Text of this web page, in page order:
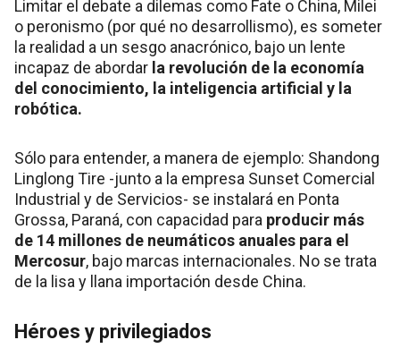
Limitar el debate a dilemas como Fate o China, Milei
o peronismo (por qué no desarrollismo), es someter
la realidad a un sesgo anacrónico, bajo un lente
incapaz de abordar la revolución de la economía
del conocimiento, la inteligencia artificial y la
robótica.
Sólo para entender, a manera de ejemplo: Shandong
Linglong Tire -junto a la empresa Sunset Comercial
Industrial y de Servicios- se instalará en Ponta
Grossa, Paraná, con capacidad para producir más
de 14 millones de neumáticos anuales para el
Mercosur, bajo marcas internacionales. No se trata
de la lisa y llana importación desde China.
Héroes y privilegiados